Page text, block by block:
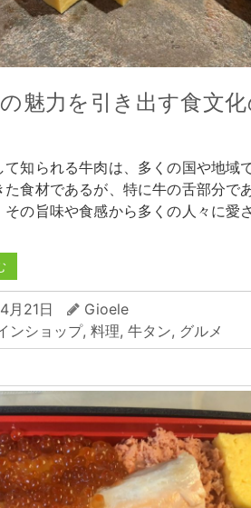
魅力を引き出す食文化
て知られる牛肉は、多くの国や地域
た食材であるが、特に牛の舌部分で
その旨味や食感から多くの人々に愛
月21日
Gioele
ンショップ,料理,牛タン, グルメ